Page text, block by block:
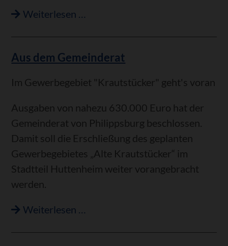
Weiterlesen …
Aus dem Gemeinderat
Im Gewerbegebiet "Krautstücker" geht's voran
Ausgaben von nahezu 630.000 Euro hat der
Gemeinderat von Philippsburg beschlossen.
Damit soll die Erschließung des geplanten
Gewerbegebietes „Alte Krautstücker“ im
Stadtteil Huttenheim weiter vorangebracht
werden.
Weiterlesen …